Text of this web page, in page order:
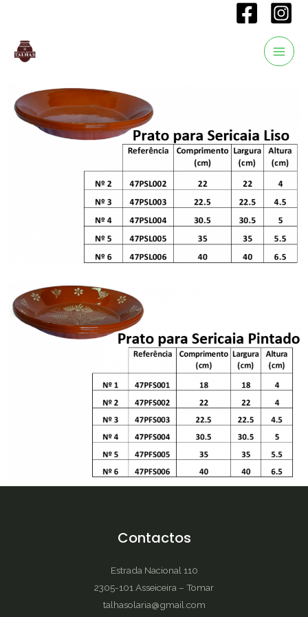
Contactos
Estrada Nacional 110
2305-101 Asseiceira – Tomar
talhasolaria@gmail.com